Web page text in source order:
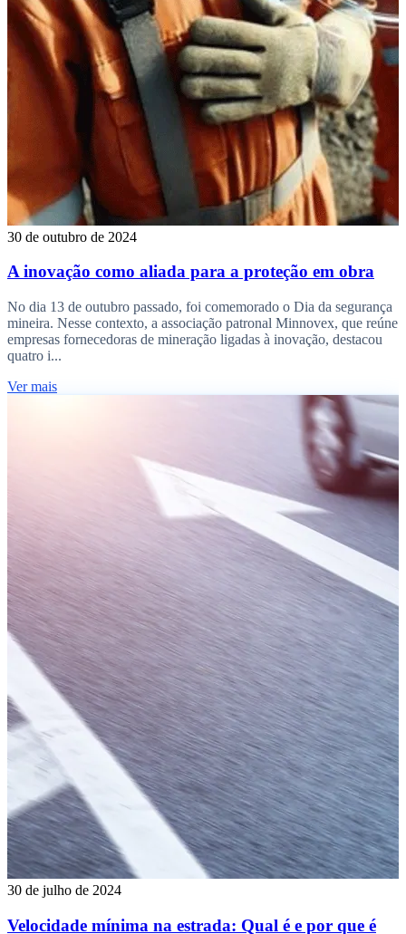
30 de outubro de 2024
A inovação como aliada para a proteção em obra
No dia 13 de outubro passado, foi comemorado o Dia da segurança
mineira. Nesse contexto, a associação patronal Minnovex, que reúne
empresas fornecedoras de mineração ligadas à inovação, destacou
quatro i...
Ver mais
30 de julho de 2024
Velocidade mínima na estrada: Qual é e por que é